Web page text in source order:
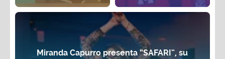
Miranda Capurro presenta “SAFARI”, su